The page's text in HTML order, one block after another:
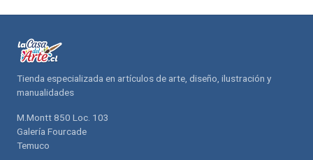
compras compras
Tienda especializada en artículos de arte, diseño, ilustración y
manualidades
M.Montt 850 Loc. 103
Galería Fourcade
Temuco